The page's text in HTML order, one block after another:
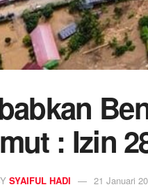
: Izin
SYAIFUL HADI 21 Januari